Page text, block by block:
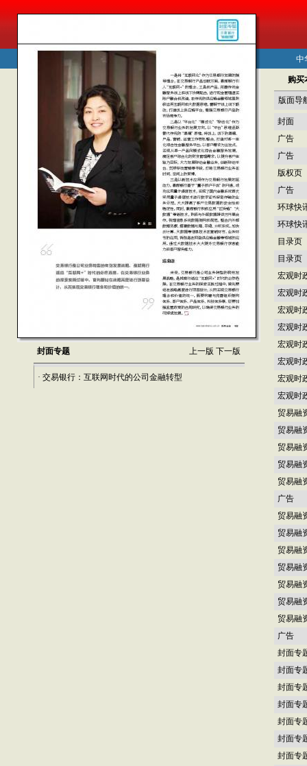
封面专题 上一版 下一版
· 交易银行：互联网时代的公司金融转型
购买
版面导
封面
广告
广告
版权页
广告
环球快
环球快
目录页
目录页
宏观时
宏观时
宏观时
宏观时
宏观时
宏观时
宏观时
宏观时
贸易融
贸易融
贸易融
贸易融
贸易融
广告
贸易融
贸易融
贸易融
贸易融
贸易融
贸易融
贸易融
广告
封面专
封面专
封面专
封面专
封面专
封面专
封面专